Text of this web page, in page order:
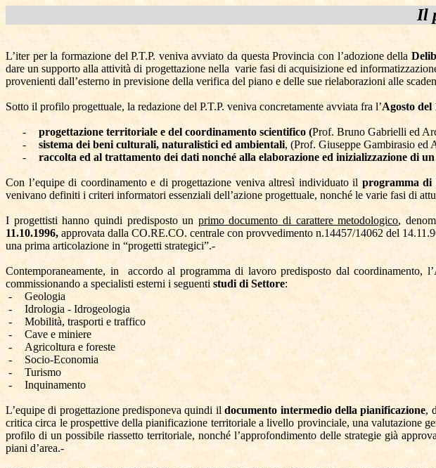
Il
L’iter per la formazione del P.T.P. veniva avviato da questa Provincia con l’adozione della
dare un supporto alla attività di progettazione nella varie fasi di acquisizione ed
provenienti dall’esterno in previsione della verifica del piano e delle sue rielaborazioni alle
Sotto il profilo progettuale, la redazione del P.T.P. veniva concretamente avviata fra l’Agosto del
- progettazione territoriale e del coordinamento scientifico (Prof. Bruno Gabrielli ed
-
sistema dei beni culturali, naturalistici ed ambientali, (Prof. Giuseppe Gambirasio ed
-
raccolta ed al trattamento dei dati nonché alla elaborazione ed inizializzazione di
Con l’equipe di coordinamento e di progettazione veniva altresì individuato il programma di
venivano definiti i criteri informatori essenziali dell’azione progettuale, nonché le varie fasi di
I progettisti hanno quindi predisposto un primo documento di carattere metodologico,
11.10.1996, approvata dalla CO.RE.CO. centrale con provvedimento n.14457/14062 del
una prima articolazione in “progetti strategici”.-
Contemporaneamente, in
accordo al programma di lavoro predisposto dal
commissionando a specialisti esterni i seguenti studi di Settore:
-
Geologia
-
Idrologia - Idrogeologia
-
Mobilità, trasporti e traffico
-
Cave e miniere
-
Agricoltura e foreste
-
Socio-Economia
-
Turismo
-
Inquinamento
L’equipe di progettazione predisponeva quindi ildocumento intermedio della pianificazione,
critica circa le prospettive della pianificazione territoriale a livello provinciale, una valutazione
profilo di un possibile riassetto territoriale, nonché l’approfondimento delle strategie già
piani d’area.-